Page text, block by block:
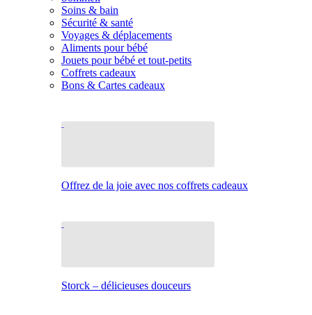
Soins & bain
Sécurité & santé
Voyages & déplacements
Aliments pour bébé
Jouets pour bébé et tout-petits
Coffrets cadeaux
Bons & Cartes cadeaux
Offrez de la joie avec nos coffrets cadeaux
Storck – délicieuses douceurs